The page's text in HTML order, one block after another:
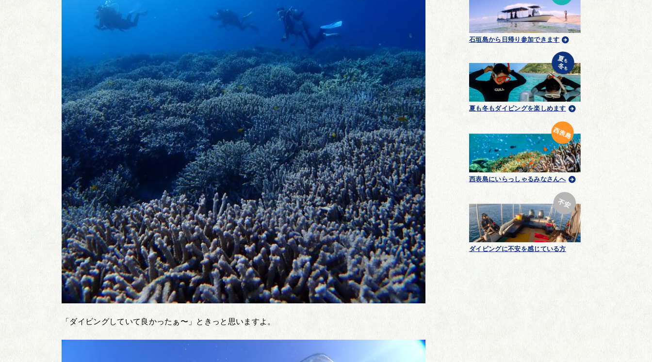
「ダイビングしていて良かったぁ〜」ときっと思いますよ。
石垣島から日帰り参加できます
夏も冬もダイビングを楽しめます
西表島にいらっしゃるみなさんへ
ダイビングに不安を感じている方